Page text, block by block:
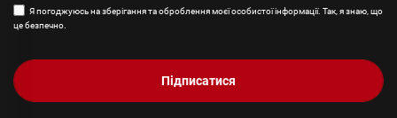
Я погоджуюсь на зберігання та оброблення моєї особистої інформації. Так, я знаю, що
це безпечно.
Підписатися